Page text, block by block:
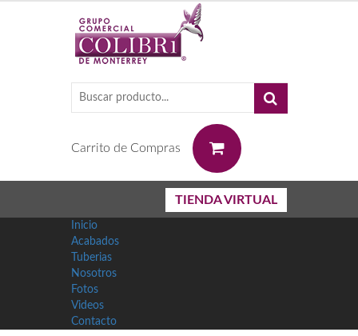
Carrito de Compras
TIENDA VIRTUAL
Inicio
Acabados
Tuberias
Nosotros
Fotos
Videos
Contacto